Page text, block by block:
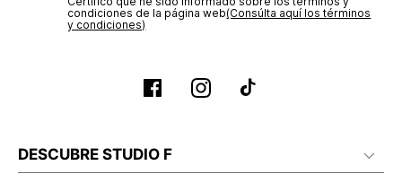
No planchar con vapor
condiciones de la página web‎(Consúlta aquí los términos
y condiciones)
DESCUBRE STUDIO F